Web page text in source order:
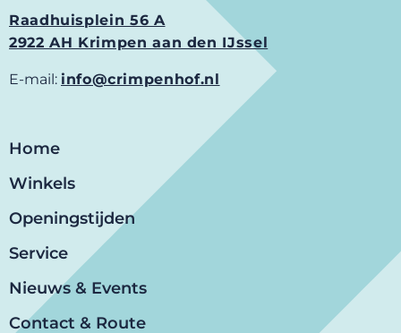
Raadhuisplein 56 A
2922 AH Krimpen aan den IJssel
E-mail: info@crimpenhof.nl
Home
Winkels
Openingstijden
Service
Nieuws & Events
Contact & Route